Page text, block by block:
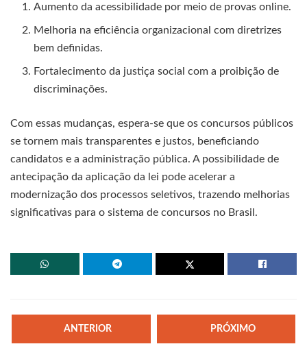
Aumento da acessibilidade por meio de provas online.
Melhoria na eficiência organizacional com diretrizes
bem definidas.
Fortalecimento da justiça social com a proibição de
discriminações.
Com essas mudanças, espera-se que os concursos públicos
se tornem mais transparentes e justos, beneficiando
candidatos e a administração pública. A possibilidade de
antecipação da aplicação da lei pode acelerar a
modernização dos processos seletivos, trazendo melhorias
significativas para o sistema de concursos no Brasil.
ANTERIOR PRÓXIMO